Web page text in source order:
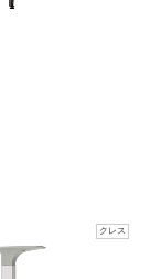
クレス